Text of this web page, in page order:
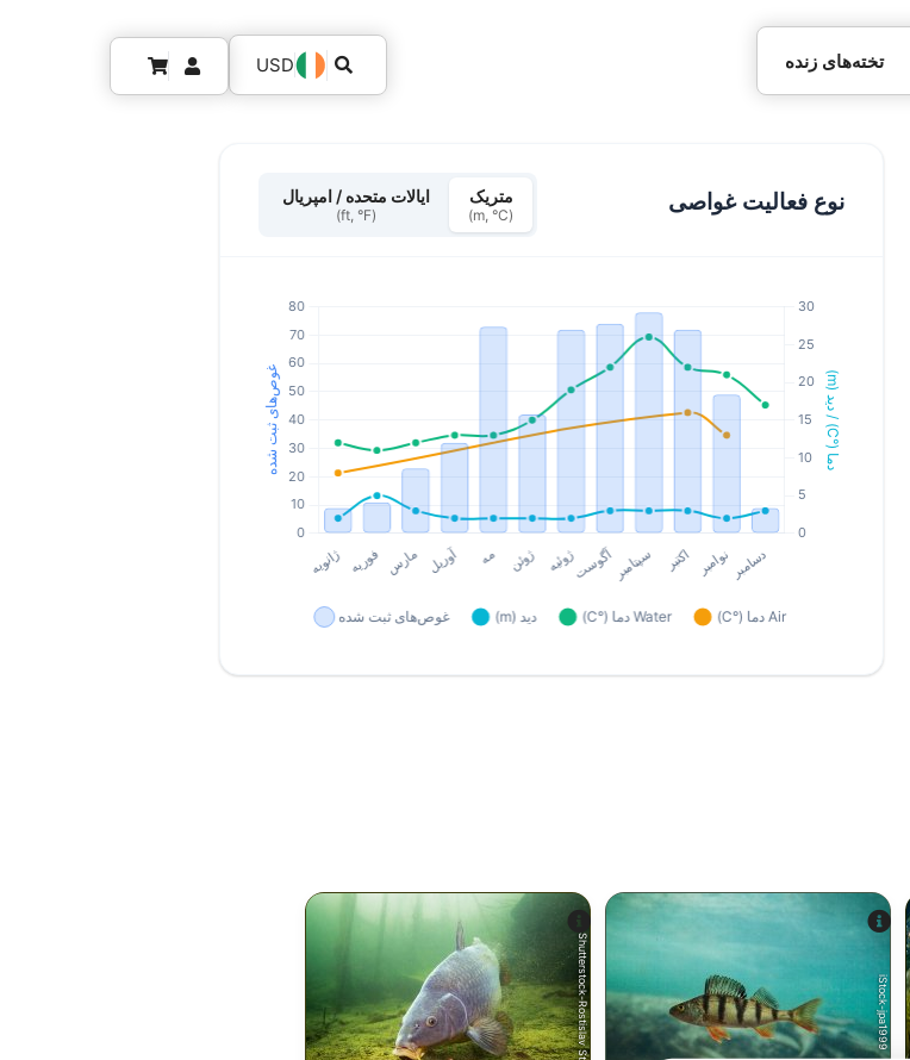
تخته‌های زنده USD
نوع فعالیت غواصی متریک
(m, °C)
ایالات متحده / امپریال
(ft, °F)
iStock-jpa1999
Shutterstock-Rostislav Stefanek